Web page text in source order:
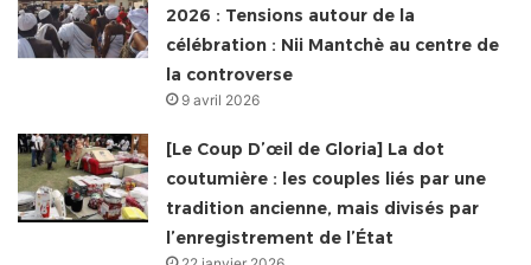
2026 : Tensions autour de la
célébration : Nii Mantchè au centre de
la controverse
9 avril 2026
[Le Coup D’œil de Gloria] La dot
coutumière : les couples liés par une
tradition ancienne, mais divisés par
l’enregistrement de l’État